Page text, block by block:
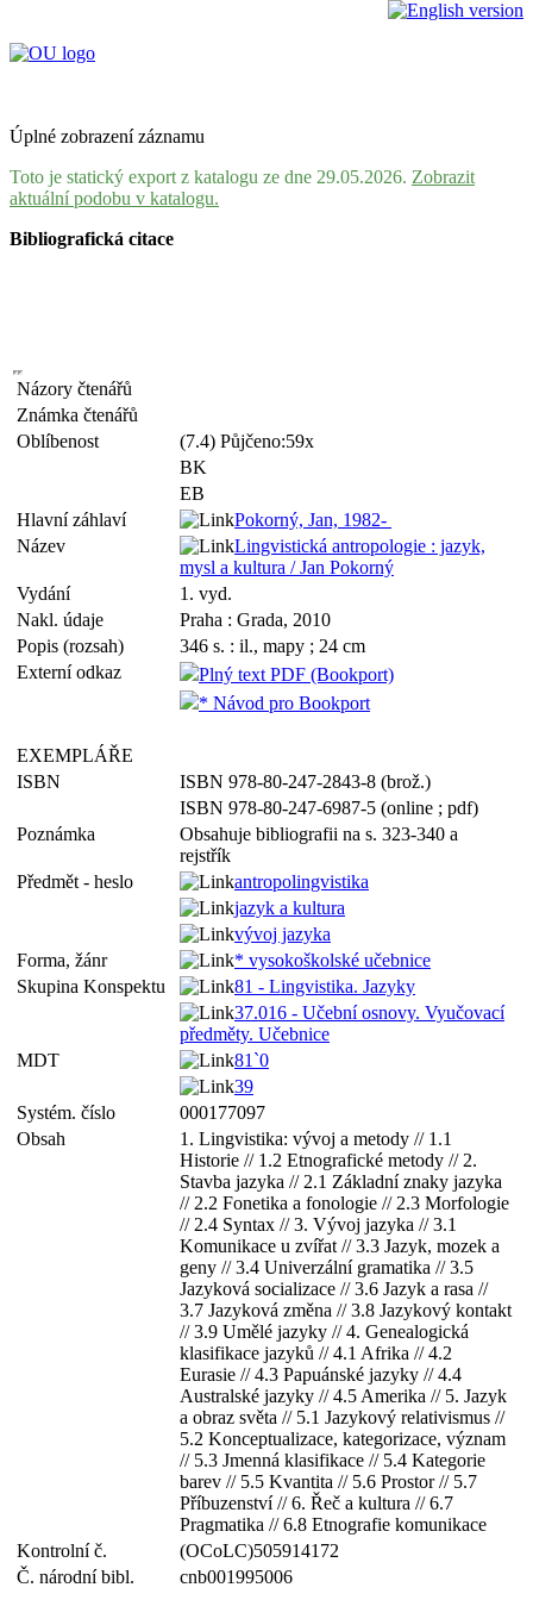
Úplné zobrazení záznamu
Toto je statický export z katalogu ze dne 29.05.2026. Zobrazit
aktuální podobu v katalogu.
Bibliografická citace
Názory čtenářů
Známka čtenářů
Oblíbenost
(7.4) Půjčeno:59x
BK
EB
Hlavní záhlaví
Pokorný, Jan, 1982-
Název
Lingvistická antropologie : jazyk,
mysl a kultura / Jan Pokorný
Vydání
1. vyd.
Nakl. údaje
Praha : Grada, 2010
Popis (rozsah)
346 s. : il., mapy ; 24 cm
Externí odkaz
Plný text PDF (Bookport)
* Návod pro Bookport
EXEMPLÁŘE
ISBN
ISBN 978-80-247-2843-8 (brož.)
ISBN 978-80-247-6987-5 (online ; pdf)
Poznámka
Obsahuje bibliografii na s. 323-340 a
rejstřík
Předmět - heslo
antropolingvistika
jazyk a kultura
vývoj jazyka
Forma, žánr
* vysokoškolské učebnice
Skupina Konspektu
81 - Lingvistika. Jazyky
37.016 - Učební osnovy. Vyučovací
předměty. Učebnice
MDT
81`0
39
Systém. číslo
000177097
Obsah
1. Lingvistika: vývoj a metody // 1.1
Historie // 1.2 Etnografické metody // 2.
Stavba jazyka // 2.1 Základní znaky jazyka
// 2.2 Fonetika a fonologie // 2.3 Morfologie
// 2.4 Syntax // 3. Vývoj jazyka // 3.1
Komunikace u zvířat // 3.3 Jazyk, mozek a
geny // 3.4 Univerzální gramatika // 3.5
Jazyková socializace // 3.6 Jazyk a rasa //
3.7 Jazyková změna // 3.8 Jazykový kontakt
// 3.9 Umělé jazyky // 4. Genealogická
klasifikace jazyků // 4.1 Afrika // 4.2
Eurasie // 4.3 Papuánské jazyky // 4.4
Australské jazyky // 4.5 Amerika // 5. Jazyk
a obraz světa // 5.1 Jazykový relativismus //
5.2 Konceptualizace, kategorizace, význam
// 5.3 Jmenná klasifikace // 5.4 Kategorie
barev // 5.5 Kvantita // 5.6 Prostor // 5.7
Příbuzenství // 6. Řeč a kultura // 6.7
Pragmatika // 6.8 Etnografie komunikace
Kontrolní č.
(OCoLC)505914172
Č. národní bibl.
cnb001995006